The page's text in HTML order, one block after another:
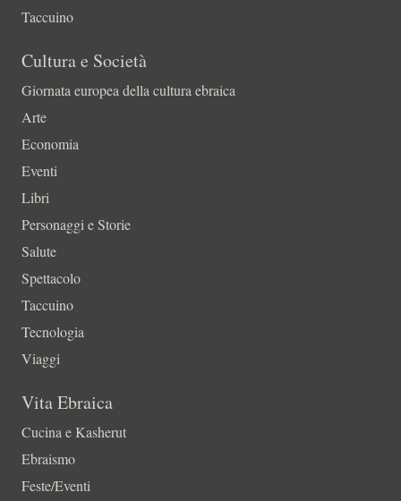
Taccuino
Cultura e Società
Giornata europea della cultura ebraica
Arte
Economia
Eventi
Libri
Personaggi e Storie
Salute
Spettacolo
Taccuino
Tecnologia
Viaggi
Vita Ebraica
Cucina e Kasherut
Ebraismo
Feste/Eventi